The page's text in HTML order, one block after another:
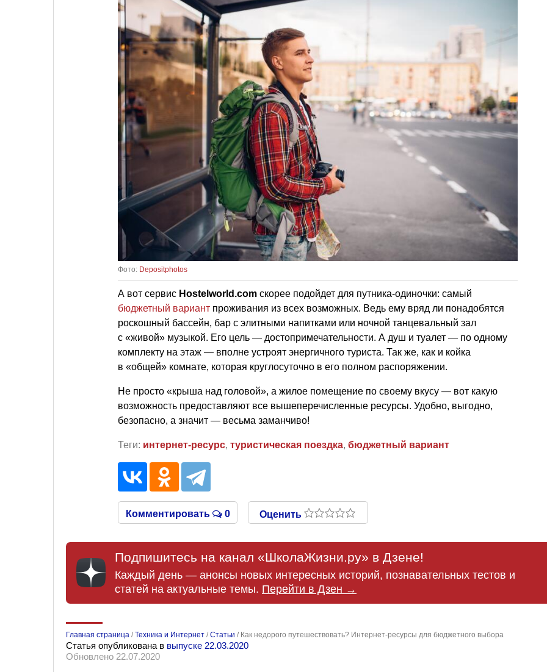
Фото: Depositphotos
А вот сервис Hostelworld.com скорее подойдет для путника-одиночки: самый
бюджетный вариант проживания из всех возможных. Ведь ему вряд ли понадобятся
роскошный бассейн, бар с элитными напитками или ночной танцевальный зал
с «живой» музыкой. Его цель — достопримечательности. А душ и туалет — по одному
комплекту на этаж — вполне устроят энергичного туриста. Так же, как и койка
в «общей» комнате, которая круглосуточно в его полном распоряжении.
Не просто «крыша над головой», а жилое помещение по своему вкусу — вот какую
возможность предоставляют все вышеперечисленные ресурсы. Удобно, выгодно,
безопасно, а значит — весьма заманчиво!
Теги: интернет-ресурс, туристическая поездка, бюджетный вариант
Комментировать 0 Оценить
Подпишитесь на канал «ШколаЖизни.ру» в Дзене!
Каждый день — анонсы новых интересных историй, познавательных тестов и
статей на актуальные темы. Перейти в Дзен →
Главная страница /Техника и Интернет /Статьи / Как недорого путешествовать? Интернет-ресурсы для бюджетного выбора
Статья опубликована в выпуске 22.03.2020
Обновлено 22.07.2020